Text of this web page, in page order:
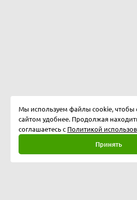
Мы используем файлы cookie, чтобы
сайтом удобнее. Продолжая
соглашаетесь с Политикой
Принять